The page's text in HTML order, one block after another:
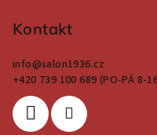
Kontakt
info@salon1936.cz
+420 739 100 689 (PO-PÁ 8-